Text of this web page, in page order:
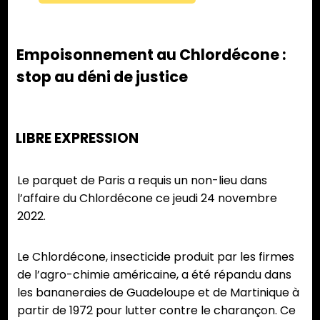
Empoisonnement au Chlordécone :
stop au déni de justice
LIBRE EXPRESSION
Le parquet de Paris a requis un non-lieu dans
l’affaire du Chlordécone ce jeudi 24 novembre
2022.
Le Chlordécone, insecticide produit par les firmes
de l’agro-chimie américaine, a été répandu dans
les bananeraies de Guadeloupe et de Martinique à
partir de 1972 pour lutter contre le charançon. Ce